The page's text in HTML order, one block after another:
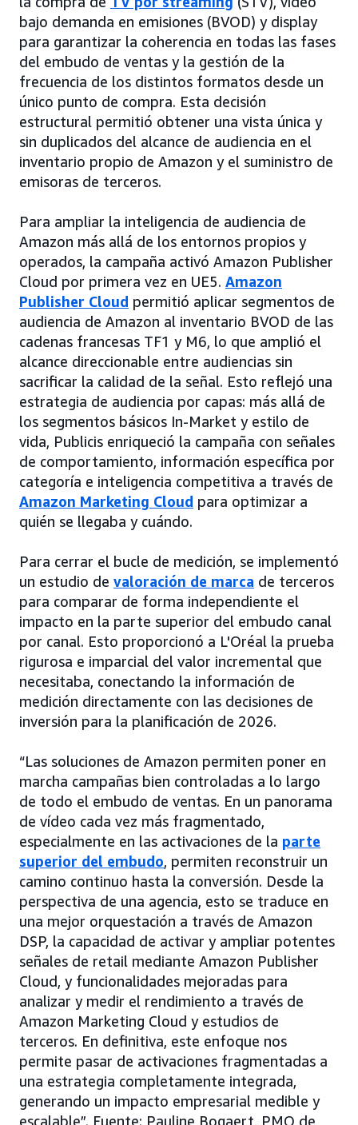
bajo demanda en emisiones (BVOD) y display
para garantizar la coherencia en todas las fases
del embudo de ventas y la gestión de la
frecuencia de los distintos formatos desde un
único punto de compra. Esta decisión
estructural permitió obtener una vista única y
sin duplicados del alcance de audiencia en el
inventario propio de Amazon y el suministro de
emisoras de terceros.
Para ampliar la inteligencia de audiencia de
Amazon más allá de los entornos propios y
operados, la campaña activó Amazon Publisher
Cloud por primera vez en UE5. Amazon
Publisher Cloud permitió aplicar segmentos de
audiencia de Amazon al inventario BVOD de las
cadenas francesas TF1 y M6, lo que amplió el
alcance direccionable entre audiencias sin
sacrificar la calidad de la señal. Esto reflejó una
estrategia de audiencia por capas: más allá de
los segmentos básicos In-Market y estilo de
vida, Publicis enriqueció la campaña con señales
de comportamiento, información específica por
categoría e inteligencia competitiva a través de
Amazon Marketing Cloud para optimizar a
quién se llegaba y cuándo.
Para cerrar el bucle de medición, se implementó
un estudio de valoración de marca de terceros
para comparar de forma independiente el
impacto en la parte superior del embudo canal
por canal. Esto proporcionó a L'Oréal la prueba
rigurosa e imparcial del valor incremental que
necesitaba, conectando la información de
medición directamente con las decisiones de
inversión para la planificación de 2026.
“Las soluciones de Amazon permiten poner en
marcha campañas bien controladas a lo largo
de todo el embudo de ventas. En un panorama
de vídeo cada vez más fragmentado,
especialmente en las activaciones de la parte
superior del embudo, permiten reconstruir un
camino continuo hasta la conversión. Desde la
perspectiva de una agencia, esto se traduce en
una mejor orquestación a través de Amazon
DSP, la capacidad de activar y ampliar potentes
señales de retail mediante Amazon Publisher
Cloud, y funcionalidades mejoradas para
analizar y medir el rendimiento a través de
Amazon Marketing Cloud y estudios de
terceros. En definitiva, este enfoque nos
permite pasar de activaciones fragmentadas a
una estrategia completamente integrada,
generando un impacto empresarial medible y
escalable”. Fuente: Pauline Bogaert, PMO de